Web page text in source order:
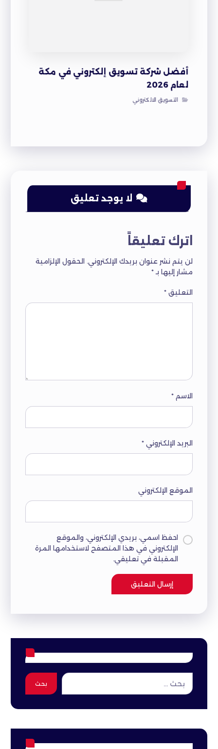
أفضل شركة تسويق إلكتروني في مكة
لعام 2026
التسويق الالكتروني
لا يوجد تعليق
اترك تعليقاً
لن يتم نشر عنوان بريدك الإلكتروني. الحقول الإلزامية
مشار إليها بـ*
التعليق*
الاسم*
البريد الإلكتروني*
الموقع الإلكتروني
احفظ اسمي، بريدي الإلكتروني، والموقع
الإلكتروني في هذا المتصفح لاستخدامها المرة
المقبلة في تعليقي.
إرسال التعليق
بحث